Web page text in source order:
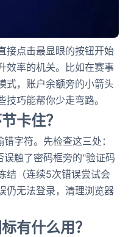
接点击最显眼的按钮开始
效率的机关。比如在赛事
式，账户余额旁的小箭头
巧能帮你少走弯路。
卡住？
字符。先检查这三处：
触了密码框旁的"验证码
结（连续5次错误尝试会
仍无法登录，清理浏览器
有什么用？